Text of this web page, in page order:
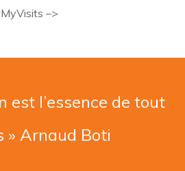
–>
est l’essence de tout
» Arnaud Boti